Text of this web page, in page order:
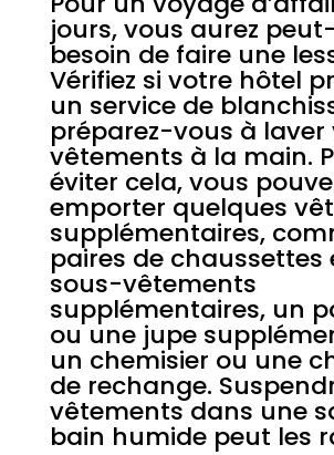
jours, vous aurez
besoin de faire une
Vérifiez si votre hôtel
un service de
préparez-vous à laver
vêtements à la main.
éviter cela, vous
emporter quelques
supplémentaires,
paires de chaussettes
sous-vêtements
supplémentaires, un
ou une jupe
un chemisier ou une
de rechange.
vêtements dans une
bain humide peut les